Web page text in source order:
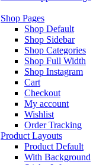
Shop Pages
Shop Default
Shop Sidebar
Shop Categories
Shop Full Width
Shop Instagram
Cart
Checkout
My account
Wishlist
Order Tracking
Product Layouts
Product Default
With Background